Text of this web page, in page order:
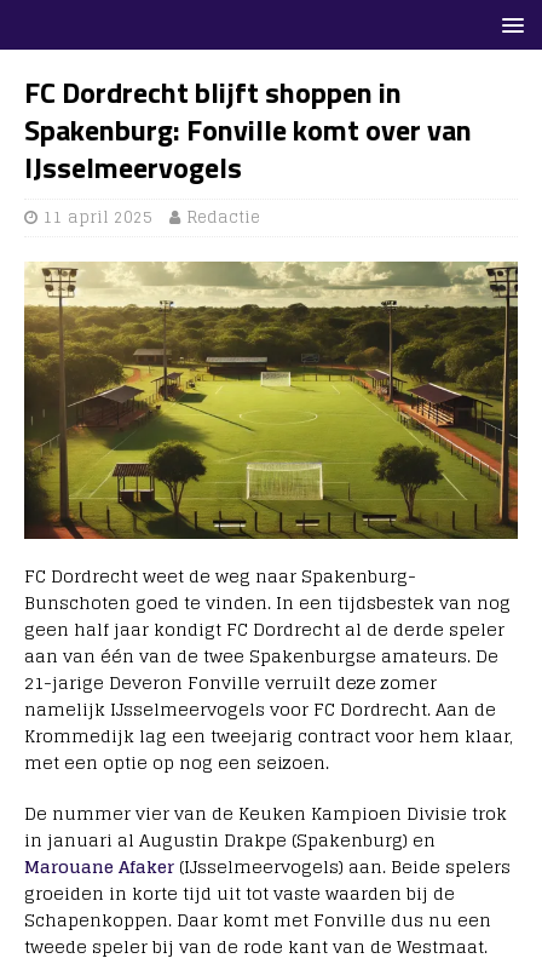
FC Dordrecht blijft shoppen in
Spakenburg: Fonville komt over van
IJsselmeervogels
11 april 2025 Redactie
FC Dordrecht weet de weg naar Spakenburg-
Bunschoten goed te vinden. In een tijdsbestek van nog
geen half jaar kondigt FC Dordrecht al de derde speler
aan van één van de twee Spakenburgse amateurs. De
21-jarige Deveron Fonville verruilt deze zomer
namelijk IJsselmeervogels voor FC Dordrecht. Aan de
Krommedijk lag een tweejarig contract voor hem klaar,
met een optie op nog een seizoen.
De nummer vier van de Keuken Kampioen Divisie trok
in januari al Augustin Drakpe (Spakenburg) en
Marouane Afaker (IJsselmeervogels) aan. Beide spelers
groeiden in korte tijd uit tot vaste waarden bij de
Schapenkoppen. Daar komt met Fonville dus nu een
tweede speler bij van de rode kant van de Westmaat.